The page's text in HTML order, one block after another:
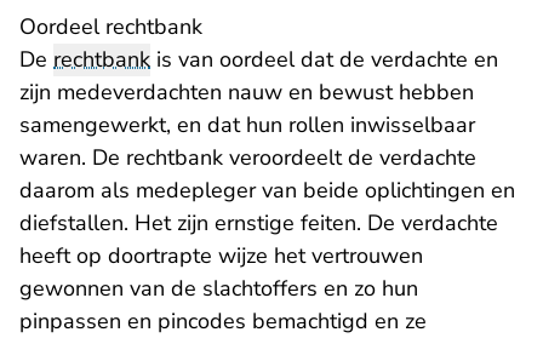
Oordeel rechtbank
De rechtbank is van oordeel dat de verdachte en
zijn medeverdachten nauw en bewust hebben
samengewerkt, en dat hun rollen inwisselbaar
waren. De rechtbank veroordeelt de verdachte
daarom als medepleger van beide oplichtingen en
diefstallen. Het zijn ernstige feiten. De verdachte
heeft op doortrapte wijze het vertrouwen
gewonnen van de slachtoffers en zo hun
pinpassen en pincodes bemachtigd en ze